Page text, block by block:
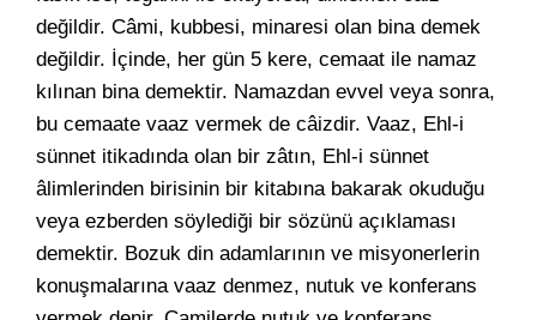
değildir. Câmi, kubbesi, minaresi olan bina demek
değildir. İçinde, her gün 5 kere, cemaat ile namaz
kılınan bina demektir. Namazdan evvel veya sonra,
bu cemaate vaaz vermek de câizdir. Vaaz, Ehl-i
sünnet itikadında olan bir zâtın, Ehl-i sünnet
âlimlerinden birisinin bir kitabına bakarak okuduğu
veya ezberden söylediği bir sözünü açıklaması
demektir. Bozuk din adamlarının ve misyonerlerin
konuşmalarına vaaz denmez, nutuk ve konferans